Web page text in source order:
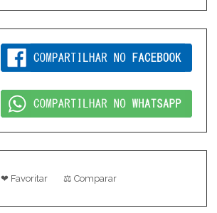
❤ Favoritar ⚖ Comparar